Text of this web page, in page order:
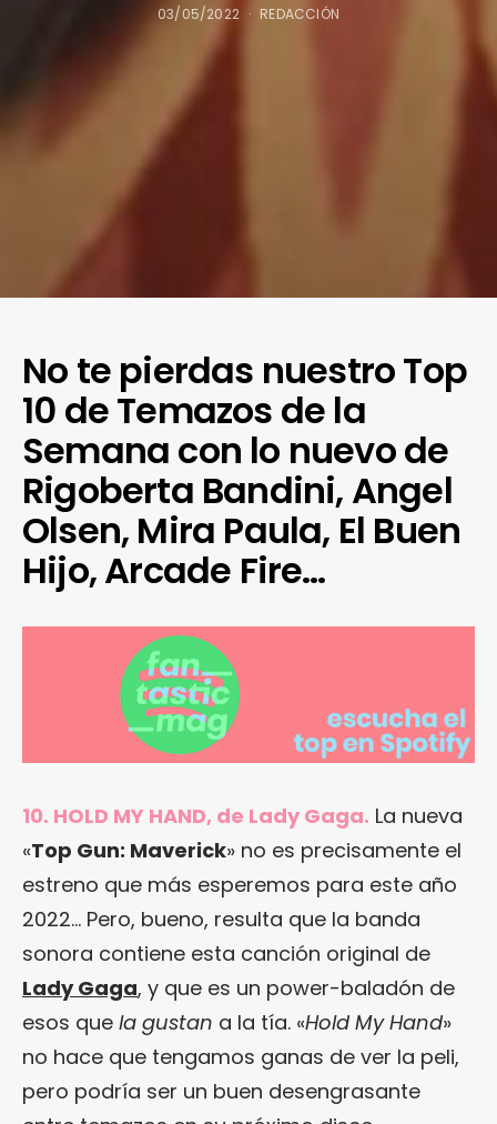
03/05/2022 REDACCIÓN
No te pierdas nuestro Top
10 de Temazos de la
Semana con lo nuevo de
Rigoberta Bandini, Angel
Olsen, Mira Paula, El Buen
Hijo, Arcade Fire…
10. HOLD MY HAND, de Lady Gaga. La nueva
«Top Gun: Maverick» no es precisamente el
estreno que más esperemos para este año
2022… Pero, bueno, resulta que la banda
sonora contiene esta canción original de
Lady Gaga, y que es un power-baladón de
esos que la gustan a la tía. «Hold My Hand»
no hace que tengamos ganas de ver la peli,
pero podría ser un buen desengrasante